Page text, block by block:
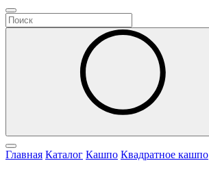
Главная Каталог Кашпо Квадратное кашпо